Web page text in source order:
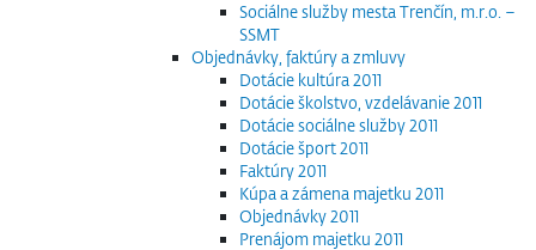
Sociálne služby mesta Trenčín, m.r.o. –
SSMT
Objednávky, faktúry a zmluvy
Dotácie kultúra 2011
Dotácie školstvo, vzdelávanie 2011
Dotácie sociálne služby 2011
Dotácie šport 2011
Faktúry 2011
Kúpa a zámena majetku 2011
Objednávky 2011
Prenájom majetku 2011